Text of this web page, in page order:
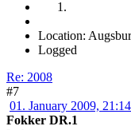
Location:
Logged
Re: 2008
#7
01. January 2009,
Fokker DR.1